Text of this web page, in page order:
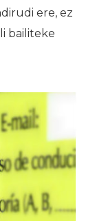
ere, ez
bailiteke